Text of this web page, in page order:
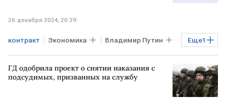
26 декабря 2024, 20:39
Еще1
контракт Экономика Владимир Путин
транзит газа через Украину
ГД одобрила проект о снятии наказания с
подсудимых, призванных на службу